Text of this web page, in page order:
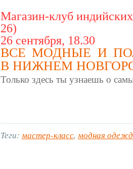
Магазин-клуб
26)
26 сентября, 18.30
ВСЕ МОДНЫЕ И
В НИЖНЕМ
Только здесь ты узнаешь о
Теги: мастер-класс, модная